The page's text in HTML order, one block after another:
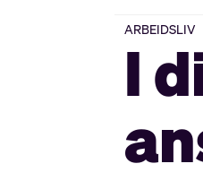
ARBEIDSLIV
I